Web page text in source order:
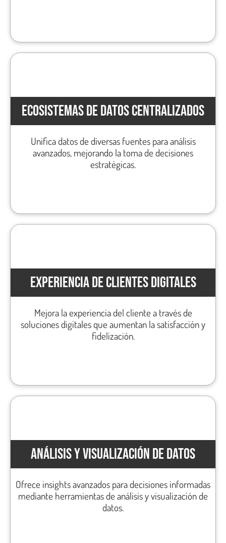
ECOSISTEMAS DE DATOS CENTRALIZADOS
Unifica datos de diversas fuentes para análisis
avanzados, mejorando la toma de decisiones
estratégicas.
EXPERIENCIA DE CLIENTES DIGITALES
Mejora la experiencia del cliente a través de
soluciones digitales que aumentan la satisfacción y
fidelización.
ANÁLISIS Y VISUALIZACIÓN DE DATOS
Ofrece insights avanzados para decisiones informadas
mediante herramientas de análisis y visualización de
datos.